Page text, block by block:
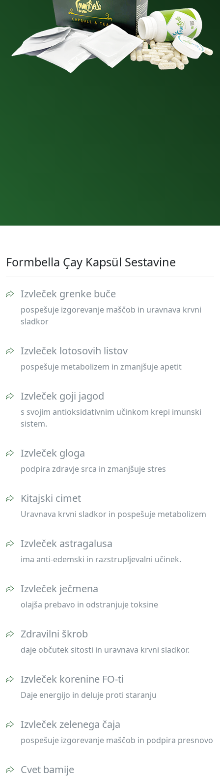
Formbella Çay Kapsül Sestavine
Izvleček grenke buče
pospešuje izgorevanje maščob in uravnava krvni
sladkor
Izvleček lotosovih listov
pospešuje metabolizem in zmanjšuje apetit
Izvleček goji jagod
s svojim antioksidativnim učinkom krepi imunski
sistem.
Izvleček gloga
podpira zdravje srca in zmanjšuje stres
Kitajski cimet
Uravnava krvni sladkor in pospešuje metabolizem
Izvleček astragalusa
ima anti-edemski in razstrupljevalni učinek.
Izvleček ječmena
olajša prebavo in odstranjuje toksine
Zdravilni škrob
daje občutek sitosti in uravnava krvni sladkor.
Izvleček korenine FO-ti
Daje energijo in deluje proti staranju
Izvleček zelenega čaja
pospešuje izgorevanje maščob in podpira presnovo
Cvet bamije